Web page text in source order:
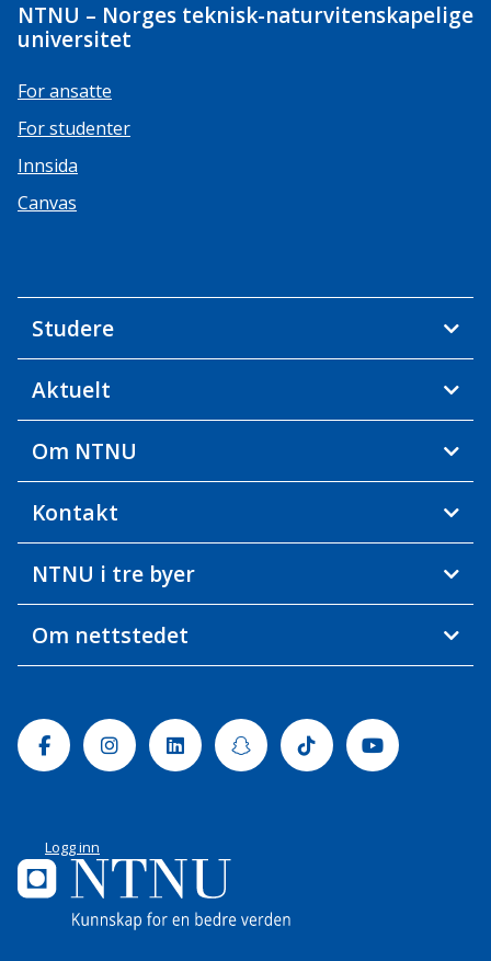
NTNU – Norges teknisk-naturvitenskapelige
universitet
For ansatte
For studenter
Innsida
Canvas
Studere
Aktuelt
Om NTNU
Kontakt
NTNU i tre byer
Om nettstedet
FacebookInstagramLinkedinSnapchatTiktok Youtube
Logg inn